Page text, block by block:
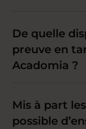
De quelle
preuve en
Acadomia ?
Mis à part
possible